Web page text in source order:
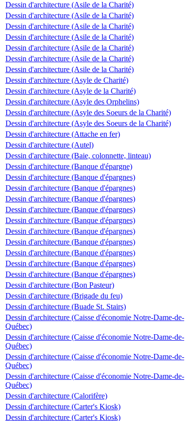
Dessin d'architecture (Asile de la Charité)
Dessin d'architecture (Asile de la Charité)
Dessin d'architecture (Asile de la Charité)
Dessin d'architecture (Asile de la Charité)
Dessin d'architecture (Asile de la Charité)
Dessin d'architecture (Asile de la Charité)
Dessin d'architecture (Asile de la Charité)
Dessin d'architecture (Asyle de Charité)
Dessin d'architecture (Asyle de la Charité)
Dessin d'architecture (Asyle des Orphelins)
Dessin d'architecture (Asyle des Soeurs de la Charité)
Dessin d'architecture (Asyle des Soeurs de la Charité)
Dessin d'architecture (Attache en fer)
Dessin d'architecture (Autel)
Dessin d'architecture (Baie, colonnette, linteau)
Dessin d'architecture (Banque d'épargne)
Dessin d'architecture (Banque d'épargnes)
Dessin d'architecture (Banque d'épargnes)
Dessin d'architecture (Banque d'épargnes)
Dessin d'architecture (Banque d'épargnes)
Dessin d'architecture (Banque d'épargnes)
Dessin d'architecture (Banque d'épargnes)
Dessin d'architecture (Banque d'épargnes)
Dessin d'architecture (Banque d'épargnes)
Dessin d'architecture (Banque d'épargnes)
Dessin d'architecture (Banque d'épargnes)
Dessin d'architecture (Bon Pasteur)
Dessin d'architecture (Brigade du feu)
Dessin d'architecture (Buade St. Stairs)
Dessin d'architecture (Caisse d'économie Notre-Dame-de-
Québec)
Dessin d'architecture (Caisse d'économie Notre-Dame-de-
Québec)
Dessin d'architecture (Caisse d'économie Notre-Dame-de-
Québec)
Dessin d'architecture (Caisse d'économie Notre-Dame-de-
Québec)
Dessin d'architecture (Calorifère)
Dessin d'architecture (Carter's Kiosk)
Dessin d'architecture (Carter's Kiosk)